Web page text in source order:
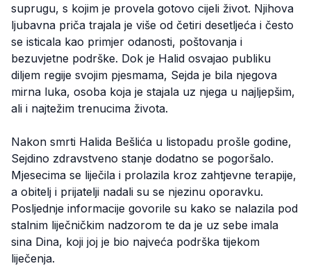
suprugu, s kojim je provela gotovo cijeli život. Njihova
ljubavna priča trajala je više od četiri desetljeća i često
se isticala kao primjer odanosti, poštovanja i
bezuvjetne podrške. Dok je Halid osvajao publiku
diljem regije svojim pjesmama, Sejda je bila njegova
mirna luka, osoba koja je stajala uz njega u najljepšim,
ali i najtežim trenucima života.
Nakon smrti Halida Bešlića u listopadu prošle godine,
Sejdino zdravstveno stanje dodatno se pogoršalo.
Mjesecima se liječila i prolazila kroz zahtjevne terapije,
a obitelj i prijatelji nadali su se njezinu oporavku.
Posljednje informacije govorile su kako se nalazila pod
stalnim liječničkim nadzorom te da je uz sebe imala
sina Dina, koji joj je bio najveća podrška tijekom
liječenja.